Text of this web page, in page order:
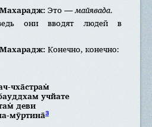
Это —майявада.
они вводят людей в
Конечно, конечно:
чха̄страм̇
учйате
деви
мӯртина̄3